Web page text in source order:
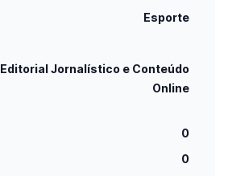
Esporte
Editorial Jornalístico e Conteúdo
Online
0
0